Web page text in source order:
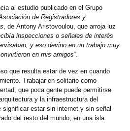
al estudio publicado en el Grupo
de Registradores y
, de Antony Aristovoulou, que arroja luz
inspecciones o señales de interés
y eso devino en un trabajo muy
en mis amigos”.
que resulta estar de vez en cuando
Trabajar en solitario como
que poca gente puede permitirse
y la infraestructura del
estar sin internet y sin señal
del resto del mundo, en una isla